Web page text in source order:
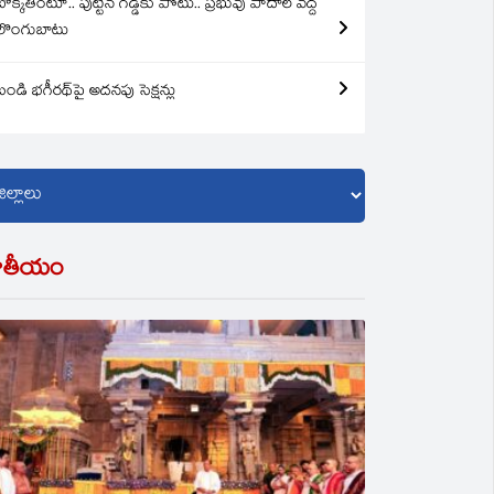
పుట్టిన గడ్డకు పోటు.. ప్రభువు పాదాల వద్ద
భగీరథ్‌పై అదనపు సెక్షన్లు